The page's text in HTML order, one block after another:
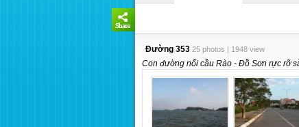
Đường 353 25 photos | 1948 view
Con đường nối cầu Rào - Đồ Sơn rực rỡ